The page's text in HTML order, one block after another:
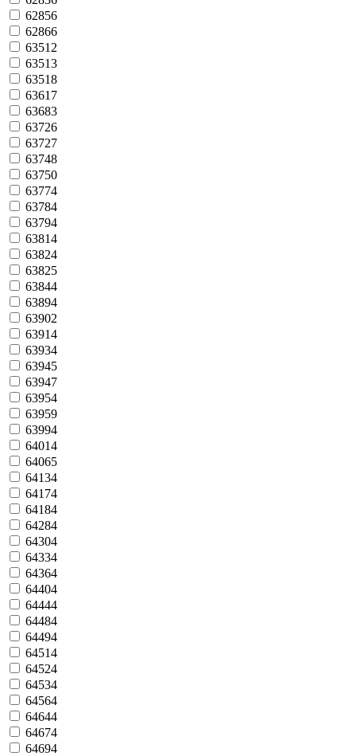
62856
62866
63512
63513
63518
63617
63683
63726
63727
63748
63750
63774
63784
63794
63814
63824
63825
63844
63894
63902
63914
63934
63945
63947
63954
63959
63994
64014
64065
64134
64174
64184
64284
64304
64334
64364
64404
64444
64484
64494
64514
64524
64534
64564
64644
64674
64694